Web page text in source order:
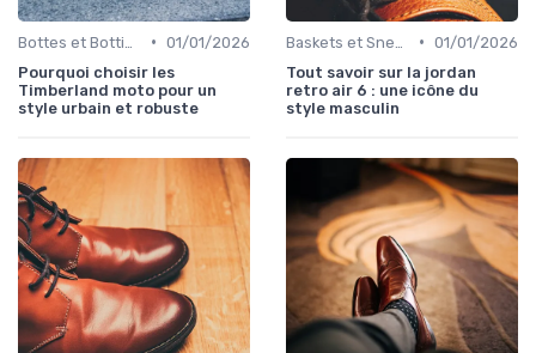
• 01/01/2026
Pourquoi choisir les
Timberland moto pour un
style urbain et robuste
• 01/01/2026
Tout savoir sur la jordan
retro air 6 : une icône du
style masculin